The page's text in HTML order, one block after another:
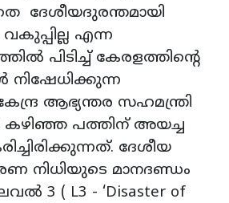
ദേശീയദുരന്തമായി
വകുപ്പില്ല എന്ന
പിടിച്ച് കേരളത്തിന്റെ
ആഭ്യന്തര സഹമന്ത്രി
കഴിഞ്ഞ പത്തിന് അയച്ച
ദേശീയ
നിധിയുടെ മാനദണ്ഡം
3 ( L3 - ‘Disaster of